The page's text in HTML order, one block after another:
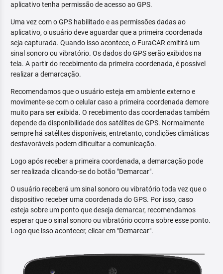
aplicativo tenha permissão de acesso ao GPS.
Uma vez com o GPS habilitado e as permissões dadas ao
aplicativo, o usuário deve aguardar que a primeira coordenada
seja capturada. Quando isso acontece, o FuraCAR emitirá um
sinal sonoro ou vibratório. Os dados do GPS serão exibidos na
tela. A partir do recebimento da primeira coordenada, é possível
realizar a demarcação.
Recomendamos que o usuário esteja em ambiente externo e
movimente-se com o celular caso a primeira coordenada demore
muito para ser exibida. O recebimento das coordenadas também
depende da disponibilidade dos satélites de GPS. Normalmente
sempre há satélites disponíveis, entretanto, condições climáticas
desfavoráveis podem dificultar a comunicação.
Logo após receber a primeira coordenada, a demarcação pode
ser realizada clicando-se do botão "Demarcar".
O usuário receberá um sinal sonoro ou vibratório toda vez que o
dispositivo receber uma coordenada do GPS. Por isso, caso
esteja sobre um ponto que deseja demarcar, recomendamos
esperar que o sinal sonoro ou vibratório ocorra sobre esse ponto.
Logo que isso acontecer, clicar em "Demarcar".